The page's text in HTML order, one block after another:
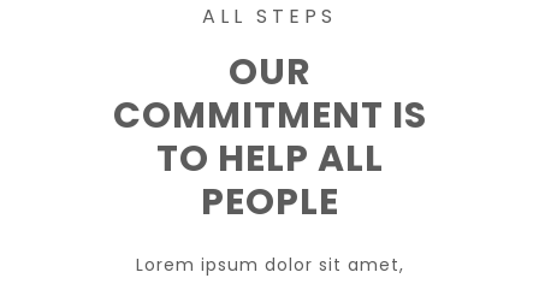
ALL STEPS
OUR
COMMITMENT IS
TO HELP ALL
PEOPLE
Lorem ipsum dolor sit amet,